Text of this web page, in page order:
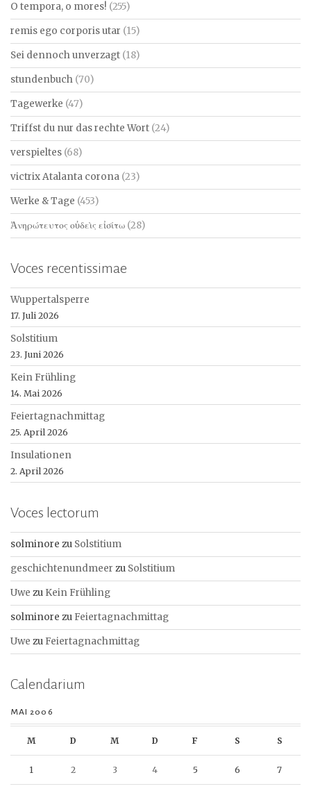
O tempora, o mores! (255)
remis ego corporis utar (15)
Sei dennoch unverzagt (18)
stundenbuch (70)
Tagewerke (47)
Triffst du nur das rechte Wort (24)
verspieltes (68)
victrix Atalanta corona (23)
Werke & Tage (453)
Ἀνηρώτευτος οὐδεὶς εἰσίτω (28)
Voces recentissimae
Wuppertalsperre
17. Juli 2026
Solstitium
23. Juni 2026
Kein Frühling
14. Mai 2026
Feiertagnachmittag
25. April 2026
Insulationen
2. April 2026
Voces lectorum
solminore zu Solstitium
geschichtenundmeer zu Solstitium
Uwe zu Kein Frühling
solminore zu Feiertagnachmittag
Uwe zu Feiertagnachmittag
Calendarium
MAI 2006
M D M D F S S
1 2 3 4 5 6 7